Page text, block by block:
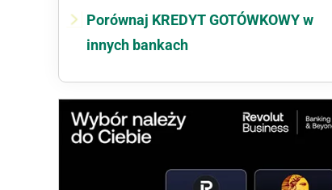
Porównaj KREDYT GOTÓWKOWY w
innych bankach